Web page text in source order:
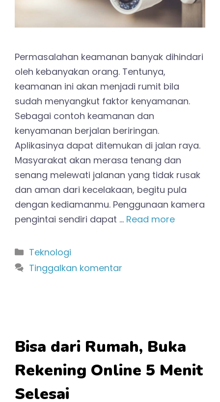
Permasalahan keamanan banyak dihindari
oleh kebanyakan orang. Tentunya,
keamanan ini akan menjadi rumit bila
sudah menyangkut faktor kenyamanan.
Sebagai contoh keamanan dan
kenyamanan berjalan beriringan.
Aplikasinya dapat ditemukan di jalan raya.
Masyarakat akan merasa tenang dan
senang melewati jalanan yang tidak rusak
dan aman dari kecelakaan, begitu pula
dengan kediamanmu. Penggunaan kamera
pengintai sendiri dapat … Read more
Kategori
Teknologi
Tinggalkan komentar
Bisa dari Rumah, Buka
Rekening Online 5 Menit
Selesai